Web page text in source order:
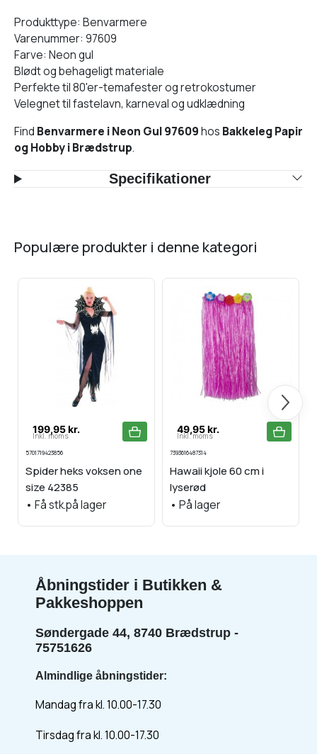
Produkttype: Benvarmere
Varenummer: 97609
Farve: Neon gul
Blødt og behageligt materiale
Perfekte til 80'er-temafester og retrokostumer
Velegnet til fastelavn, karneval og udklædning
Find Benvarmere i Neon Gul 97609hos Bakkeleg Papir
og Hobby i Brædstrup.
Specifikationer
populære produkter i denne kategori
Næste
199,95 kr.
Inkl. moms
5701719423856
Spider heks voksen one
size 42385
• Få stk.på lager
49,95 kr.
Inkl. moms
7393616487314
Hawaii kjole 60 cm i
lyserød
• På lager
Åbningstider i Butikken &
Pakkeshoppen
Søndergade 44, 8740 Brædstrup -
75751626
Almindlige åbningstider:
Mandag fra kl. 10.00-17.30
Tirsdag fra kl. 10.00-17.30